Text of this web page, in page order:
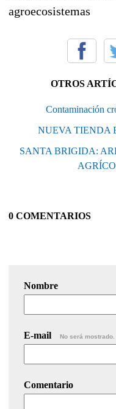
agroecosistemas
OTROS
Contaminación
NUEVA TIENDA
SANTA BRIGIDA:
0 COMENTARIOS
Nombre
E-mail No será mostrado.
Comentario